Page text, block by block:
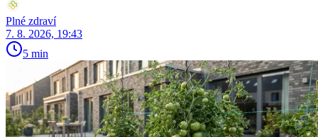
Plné zdraví
7. 8. 2026, 19:43
5 min